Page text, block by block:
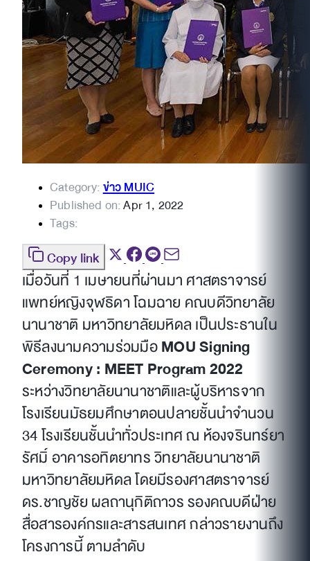
Category:ข่าว MUIC
Published on:Apr 1, 2022
Tags:
Copy link
เมื่อวันที่ 1 เมษายนที่ผ่านมา ศาสตราจารย์
แพทย์หญิงจุฬธิดา โฉมฉาย คณบดีวิทยาลัย
นานาชาติ มหาวิทยาลัยมหิดล เป็นประธานใน
พิธีลงนามความร่วมมือMOU Signing
Ceremony : MEET Program 2022
ระหว่างวิทยาลัยนานาชาติและผู้บริหารจาก
โรงเรียนมัธยมศึกษาตอนปลายชั้นนำจำนวน
34 โรงเรียนชั้นนำทั่วประเทศ ณ ห้องจรินทร์ยา
รัศมิ์ อาคารอทิตยาทร วิทยาลัยนานาชาติ
มหาวิทยาลัยมหิดล โดยมีรองศาสตราจารย์
ดร.ชาญชัย ผลถานุกิติถาวร รองคณบดีฝ่าย
สื่อสารองค์กรและสารสนเทศ กล่าวรายงานถึง
โครงการนี้ ตามลำดับ